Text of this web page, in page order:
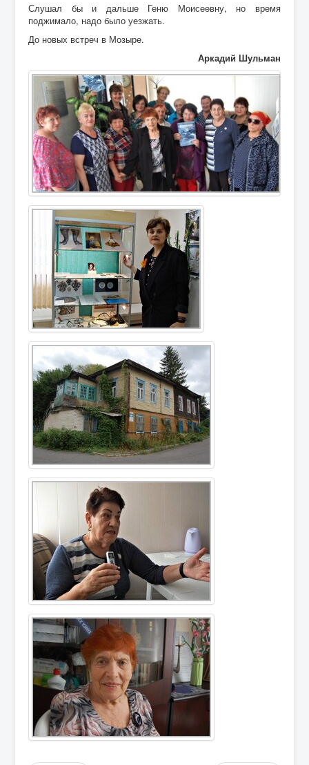
Слушал бы и дальше Геню Моисеевну, но время
поджимало, надо было уезжать.
До новых встреч в Мозыре.
Аркадий Шульман